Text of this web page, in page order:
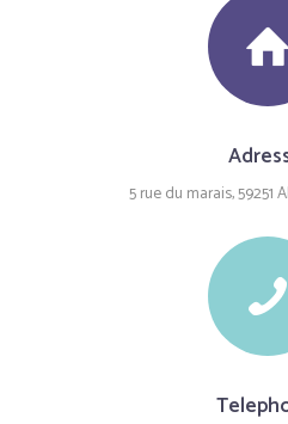
5 rue du marais, 59251